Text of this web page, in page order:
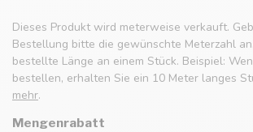
Dieses Produkt wird meterweise verkauft.
Bestellung bitte die gewünschte Meterzahl
bestellte Länge an einem Stück. Beispiel:
bestellen, erhalten Sie ein 10 Meter langes
mehr.
Mengenrabatt